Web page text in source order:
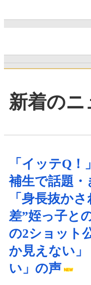
新着のニ
「イッテQ
補生で話題・
「身長抜か
差”姪っ子と
の2ショット
か見えない
い」の声